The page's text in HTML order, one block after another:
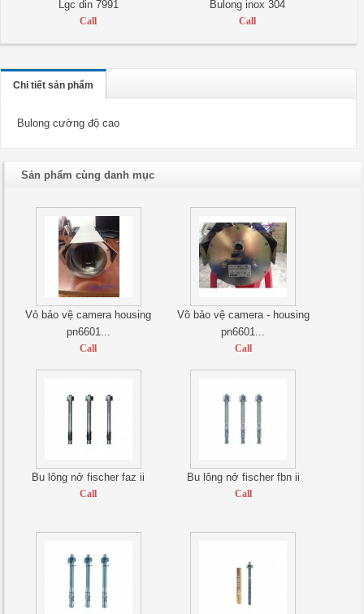
Lgc din 7991
Call
Bulong inox 304
Call
Chi tiết sản phẩm
Bulong cường độ cao
Sản phẩm cùng danh mục
Vỏ bảo vệ camera housing
pn6601...
Call
Võ bảo vệ camera - housing
pn6601...
Call
Bu lông nở fischer faz ii
Call
Bu lông nở fischer fbn ii
Call